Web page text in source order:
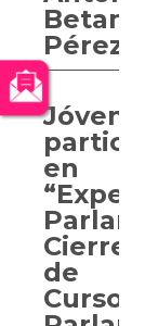
Pérez”
Jóvenes
en
Cierre
de
Curso